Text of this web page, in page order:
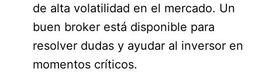
de alta volatilidad en el mercado. Un
buen broker está disponible para
resolver dudas y ayudar al inversor en
momentos críticos.